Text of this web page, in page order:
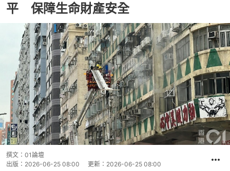
平 保障生命財產安全
撰文： 01論壇
出版： 2026-06-25 08:00 更新： 2026-06-25 08:00